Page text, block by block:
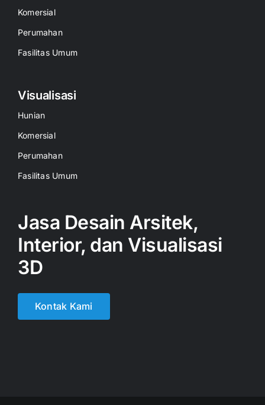
Komersial
Perumahan
Fasilitas Umum
Visualisasi
Hunian
Komersial
Perumahan
Fasilitas Umum
Jasa Desain Arsitek,
Interior, dan Visualisasi
3D
Kontak Kami